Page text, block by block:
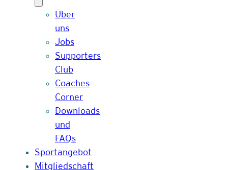
Über
uns
Jobs
Supporters
Club
Coaches
Corner
Downloads
und
FAQs
Sportangebot
Mitgliedschaft